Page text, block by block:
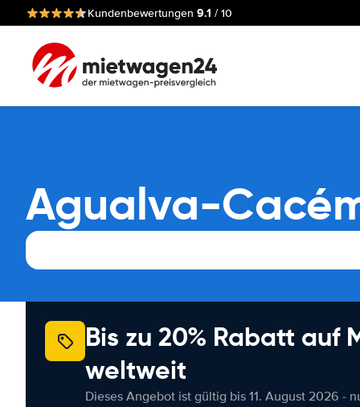
Kundenbewertungen 9.1 / 10
Agualva-
Bis zu 20% Rabatt auf
weltweit
Dieses Angebot ist gültig bis 11. August 2026 -